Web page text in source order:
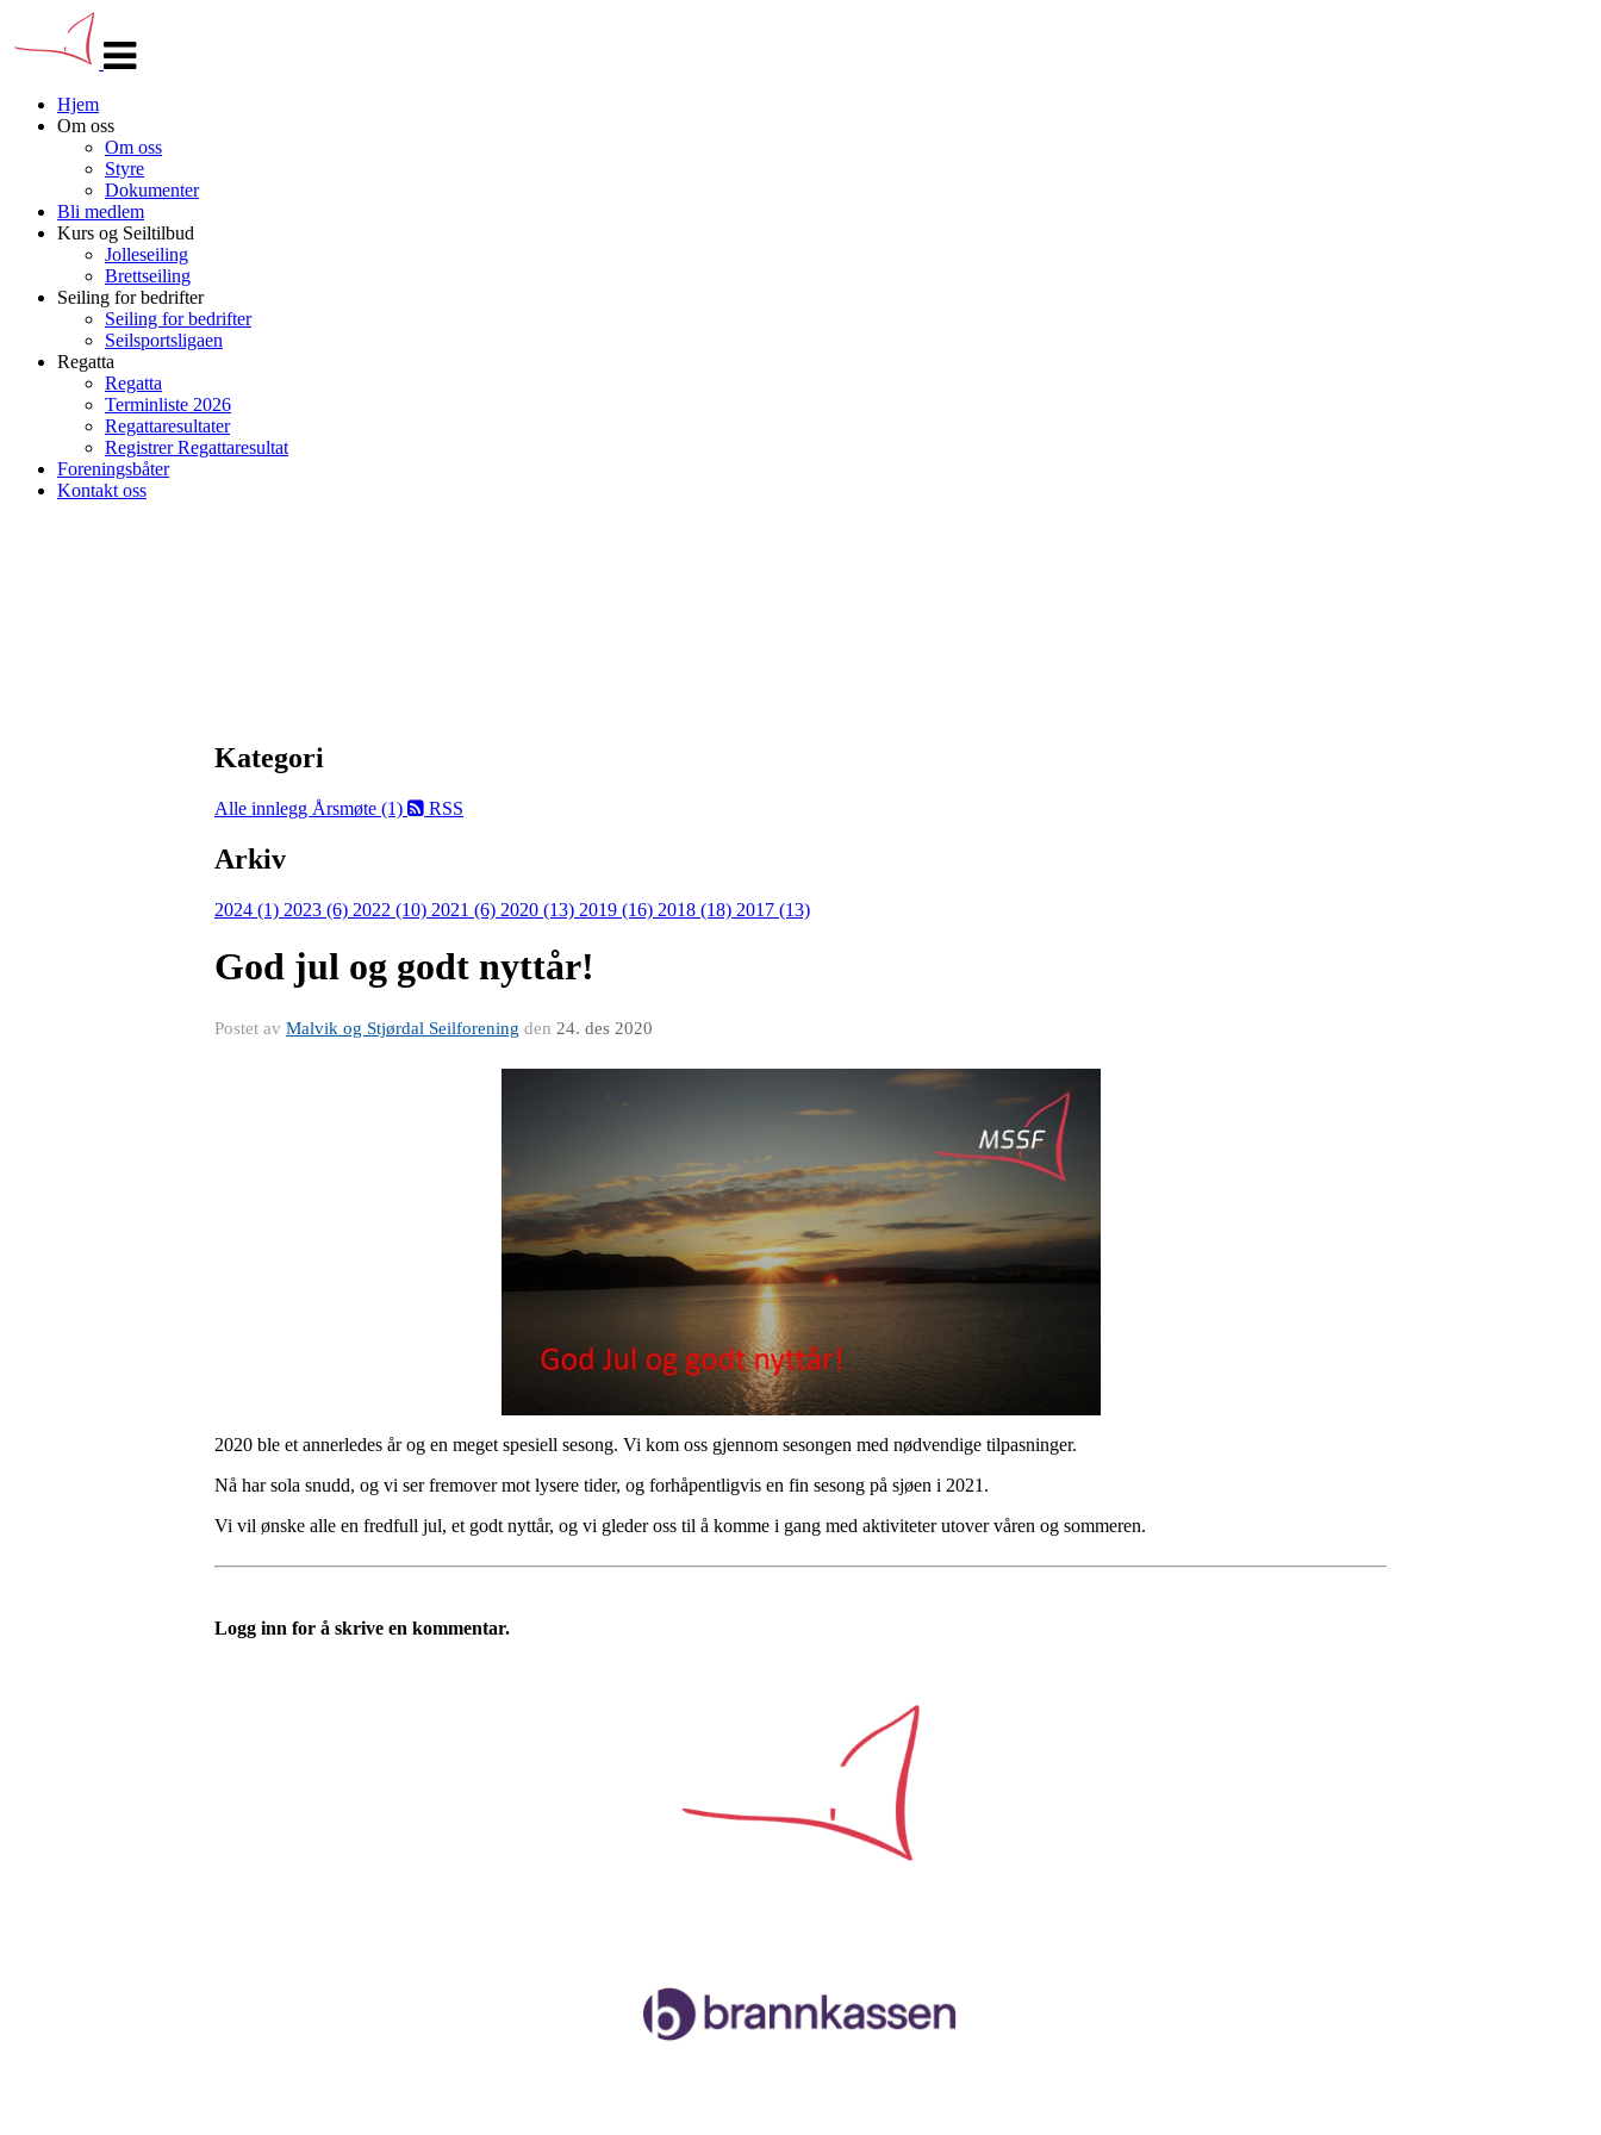
navigasjon
Hjem
Om oss
Om oss
Styre
Dokumenter
Bli medlem
Kurs og Seiltilbud
Jolleseiling
Brettseiling
Seiling for bedrifter
Seiling for bedrifter
Seilsportsligaen
Regatta
Regatta
Terminliste 2026
Regattaresultater
Registrer Regattaresultat
Foreningsbåter
Kontakt oss
Kategori
Alle innlegg Årsmøte (1) RSS
Arkiv
2024 (1) 2023 (6) 2022 (10) 2021 (6) 2020 (13) 2019 (16) 2018 (18) 2017 (13)
God jul og godt nyttår!
Postet av Malvik og Stjørdal Seilforening den 24. des 2020
2020 ble et annerledes år og en meget spesiell sesong. Vi kom oss gjennom sesongen med nødvendige tilpasninger.
Nå har sola snudd, og vi ser fremover mot lysere tider, og forhåpentligvis en fin sesong på sjøen i 2021.
Vi vil ønske alle en fredfull jul, et godt nyttår, og vi gleder oss til å komme i gang med aktiviteter utover våren og sommeren.
Logg inn for å skrive en kommentar.